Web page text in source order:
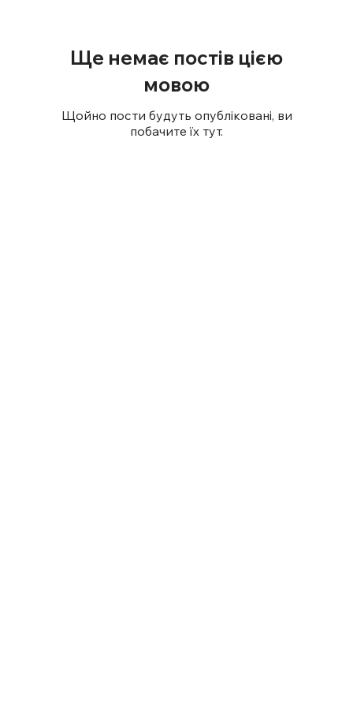
Ще немає постів цією
мовою
Щойно пости будуть опубліковані, ви
побачите їх тут.